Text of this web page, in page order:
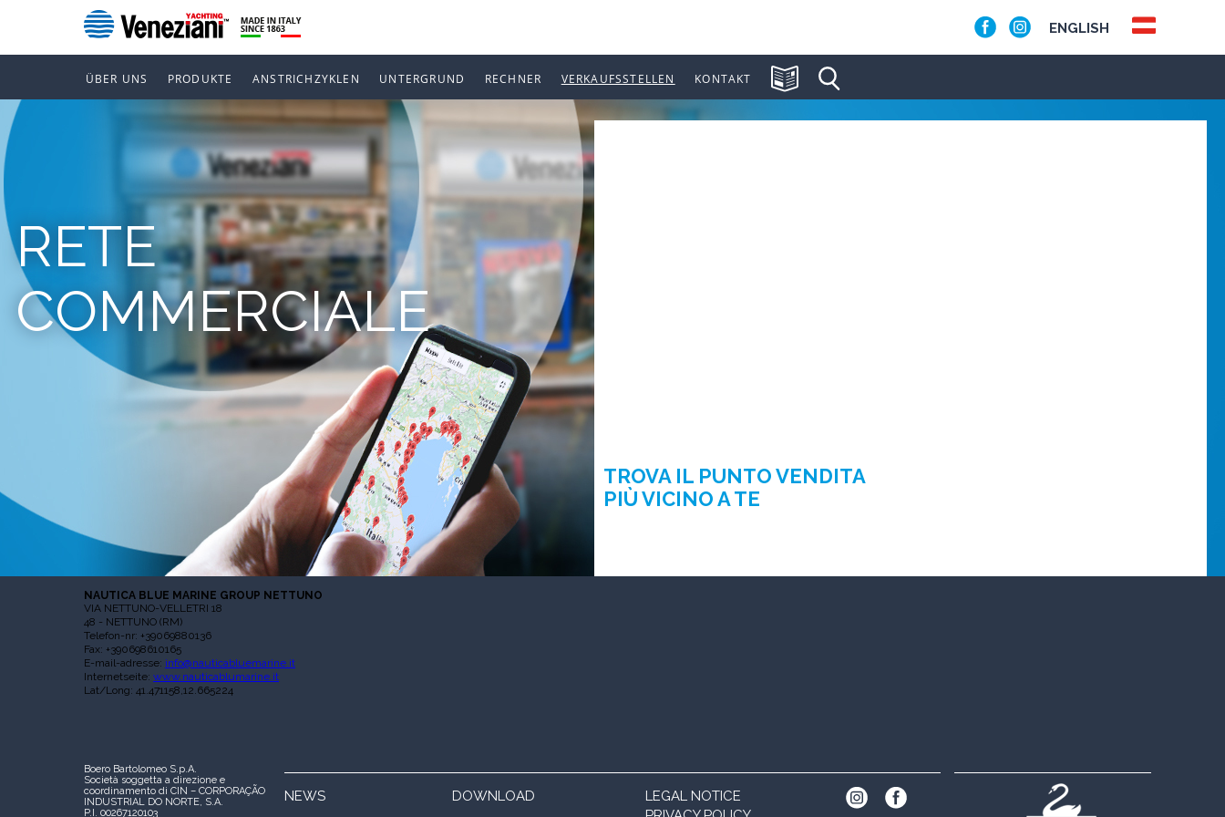
ENGLISH
ÜBER UNS PRODUKTE ANSTRICHZYKLEN UNTERGRUND RECHNER VERKAUFSSTELLEN KONTAKT
RETE
COMMERCIALE
TROVA IL PUNTO VENDITA
PIÙ VICINO A TE
NAUTICA BLUE MARINE GROUP NETTUNO
VIA NETTUNO-VELLETRI 18
48 - NETTUNO (RM)
Telefon-nr: +39069880136
Fax: +390698610165
E-mail-adresse: info@nauticabluemarine.it
Internetseite: www.nauticablumarine.it
Lat/Long: 41.471158,12.665224
Boero Bartolomeo S.p.A.
Società soggetta a direzione e
coordinamento di CIN – CORPORAÇÃO
INDUSTRIAL DO NORTE, S.A.
P.I. 00267120103
NEWS DOWNLOAD
LEGAL NOTICE